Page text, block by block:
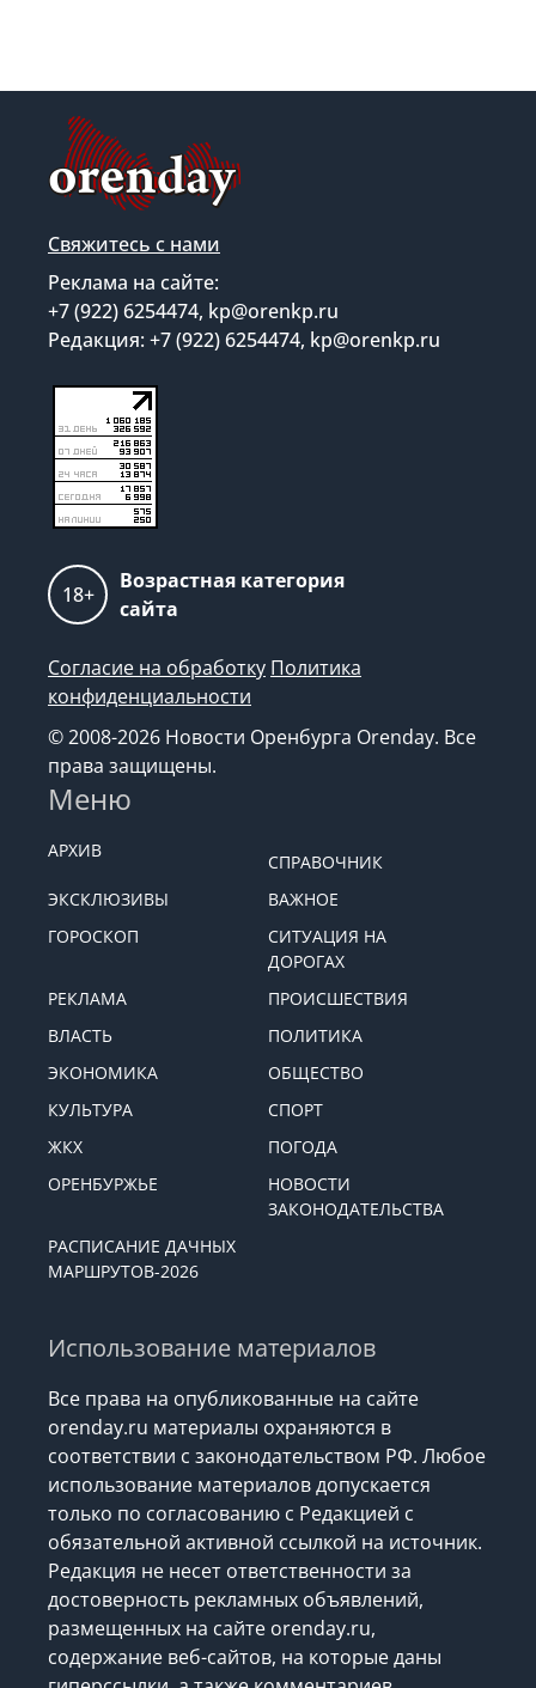
Свяжитесь с нами
Реклама на сайте:
+7 (922) 6254474, kp@orenkp.ru
Редакция: +7 (922) 6254474, kp@orenkp.ru
18+
Возрастная категория
сайта
Согласие на обработку Политика
конфиденциальности
© 2008-2026 Новости Оренбурга Orenday. Все
права защищены.
Меню
АРХИВ
СПРАВОЧНИК
ЭКСКЛЮЗИВЫ
ВАЖНОЕ
ГОРОСКОП
СИТУАЦИЯ НА
ДОРОГАХ
РЕКЛАМА
ПРОИСШЕСТВИЯ
ВЛАСТЬ
ПОЛИТИКА
ЭКОНОМИКА
ОБЩЕСТВО
КУЛЬТУРА
СПОРТ
ЖКХ
ПОГОДА
ОРЕНБУРЖЬЕ
НОВОСТИ
ЗАКОНОДАТЕЛЬСТВА
РАСПИСАНИЕ ДАЧНЫХ
МАРШРУТОВ-2026
Использование материалов
Все права на опубликованные на сайте
orenday.ru материалы охраняются в
соответствии с законодательством РФ. Любое
использование материалов допускается
только по согласованию с Редакцией с
обязательной активной ссылкой на источник.
Редакция не несет ответственности за
достоверность рекламных объявлений,
размещенных на сайте orenday.ru,
содержание веб-сайтов, на которые даны